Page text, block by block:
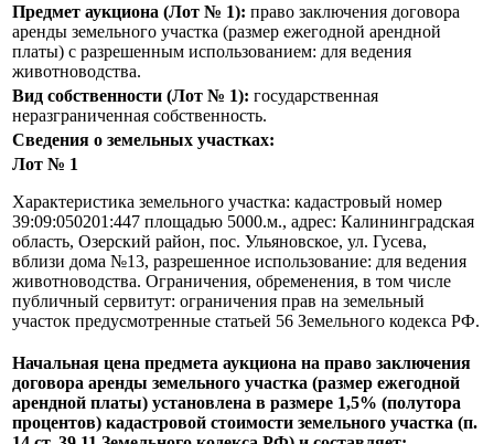
Предмет аукциона (Лот № 1): право заключения договора
аренды земельного участка (размер ежегодной арендной
платы) с разрешенным использованием: для ведения
животноводства.
Вид собственности (Лот № 1): государственная
неразграниченная собственность.
Сведения о земельных участках:
Лот № 1
Характеристика земельного участка: кадастровый номер
39:09:050201:447 площадью 5000.м., адрес: Калининградская
область, Озерский район, пос. Ульяновское, ул. Гусева,
вблизи дома №13, разрешенное использование: для ведения
животноводства. Ограничения, обременения, в том числе
публичный сервитут: ограничения прав на земельный
участок предусмотренные статьей 56 Земельного кодекса РФ.
Начальная цена предмета аукциона на право заключения
договора аренды земельного участка (размер ежегодной
арендной платы) установлена в размере 1,5% (полутора
процентов) кадастровой стоимости земельного участка (п.